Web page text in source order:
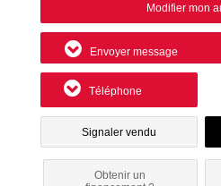
Modifier mon
Envoyer message
Téléphone
Signaler vendu
Obtenir un